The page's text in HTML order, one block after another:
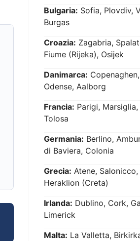
Bulgaria: Sofia, Plovdiv,
Burgas
Croazia: Zagabria,
Fiume (Rijeka), Osijek
Danimarca:
Odense, Aalborg
Francia: Parigi, Marsiglia,
Tolosa
Germania: Berlino,
di Baviera, Colonia
Grecia: Atene,
Heraklion (Creta)
Irlanda: Dublino, Cork,
Limerick
Malta: La Valletta,